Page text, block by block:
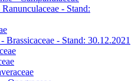
- Stand:
Brassicaceae - Stand: 30.12.2021